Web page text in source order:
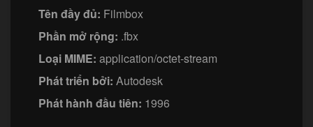
Tên đầy đủ: Filmbox
Phần mở rộng: .fbx
Loại MIME: application/octet-stream
Phát triển bởi: Autodesk
Phát hành đầu tiên: 1996